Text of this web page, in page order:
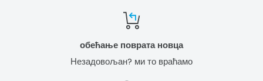
обећање поврата новца
Незадовољан? ми то враћамо